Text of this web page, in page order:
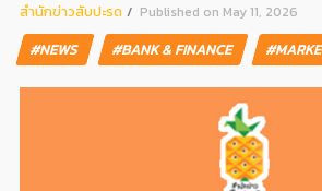
สํานักข่าวสับปะรด Published on May 11, 2026
#NEWS #BANK & FINANCE